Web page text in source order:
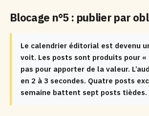
Blocage n°5 : publier par
Le calendrier éditorial est devenu
voit. Les posts sont produits pour
pas pour apporter de la valeur.
en 2 à 3 secondes. Quatre posts
semaine battent sept posts tièdes.